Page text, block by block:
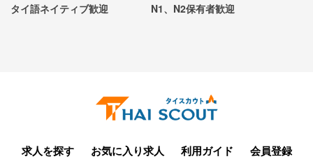
タイ語ネイティブ歓迎
N1、N2保有者歓迎
求人を探す お気に入り求人 利用ガイド
会員登録